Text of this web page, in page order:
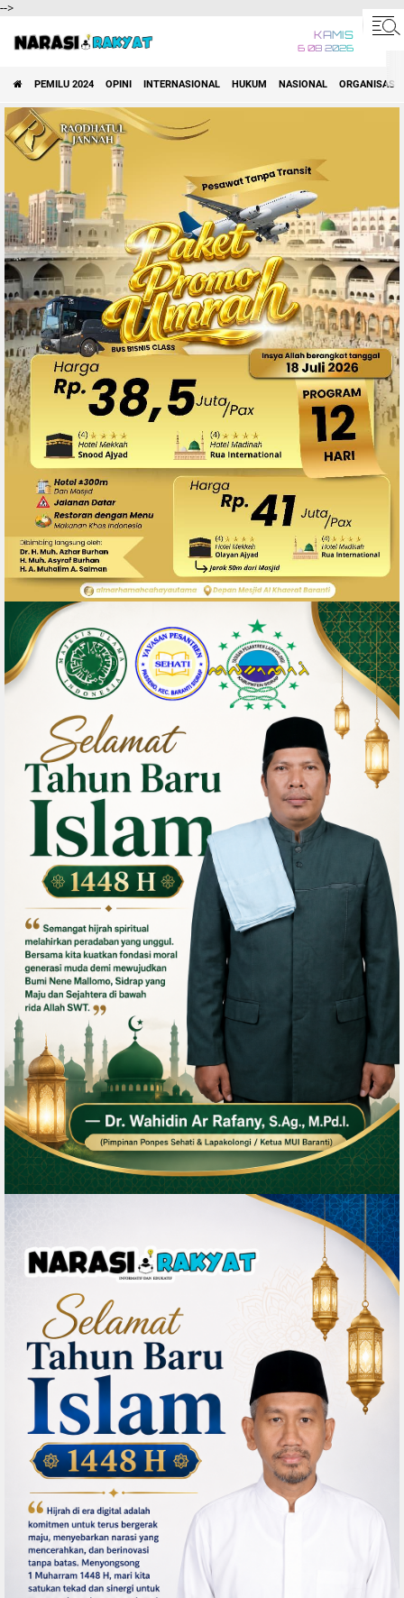
-->
KAMIS
6 08 2026
PEMILU 2024 OPINI INTERNASIONAL HUKUM NASIONAL ORGANISASI